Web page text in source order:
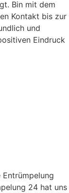
Bin mit dem
Kontakt bis zur
und
Eindruck
24 hat uns